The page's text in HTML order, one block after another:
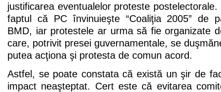
justificarea eventualelor proteste
faptul că PC învinuieşte “Coaliţia 2005” de
BMD, iar protestele ar urma să fie organizate
care, potrivit presei guvernamentale, se
putea acţiona şi protesta de comun acord.
Astfel, se poate constata că există un şir de
impact neaşteptat. Cert este că evitarea